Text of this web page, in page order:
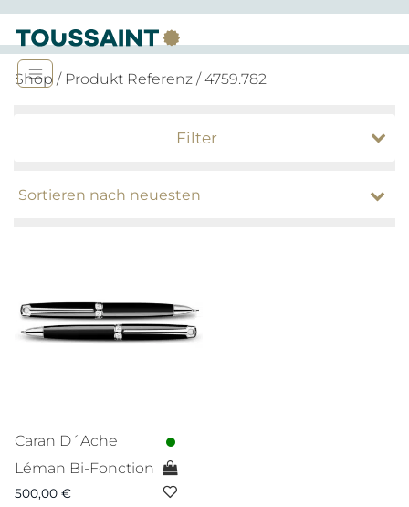
Shop / Produkt Referenz / 4759.782
Filter
Caran D´Ache
Léman Bi-Fonction
500,00 €